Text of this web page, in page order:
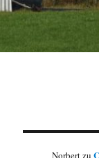
Norbertzu